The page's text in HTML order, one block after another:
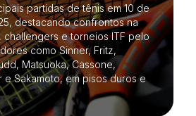
partidas de tênis em 10 de
destacando confrontos na
challengers e torneios ITF pelo
como Sinner, Fritz,
Matsuoka, Cassone,
e Sakamoto, em pisos duros e